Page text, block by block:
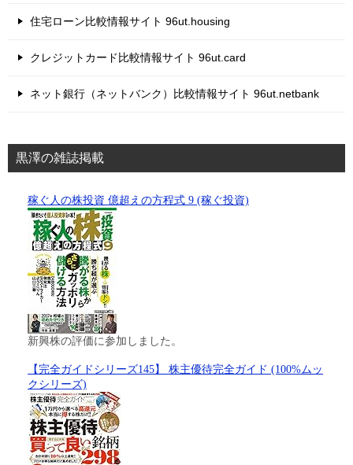
住宅ローン比較情報サイト 96ut.housing
クレジットカード比較情報サイト 96ut.card
ネット銀行（ネットバンク）比較情報サイト 96ut.netbank
黒澤の雑誌掲載
稼ぐ人の株投資 億超えの方程式 9 (稼ぐ投資)
新興株の評価に参加しました。
【完全ガイドシリーズ145】 株主優待完全ガイド (100%ムッ
クシリーズ)